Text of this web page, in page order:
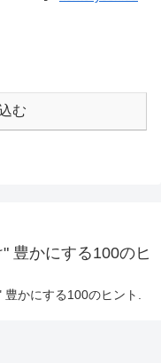
む
豊かにする100のヒ
かにする100のヒント.